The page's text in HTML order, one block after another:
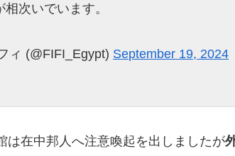
相次いでいます。
ィ (@FIFI_Egypt) September 19, 2024
は在中邦人へ注意喚起を出しましたが